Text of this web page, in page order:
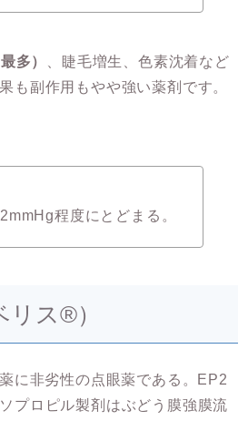
多）
、睫毛増生、色素沈着など
も副作用もやや強い薬剤です。
程度にとどまる。
ス®）
に非劣性の点眼薬である。EP2
プロピル製剤はぶどう膜強膜流